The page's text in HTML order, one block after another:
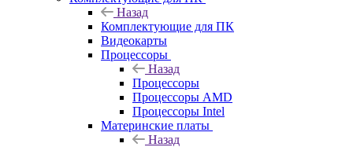
Назад
Комплектующие для ПК
Видеокарты
Процессоры
Назад
Процессоры
Процессоры AMD
Процессоры Intel
Материнские платы
Назад